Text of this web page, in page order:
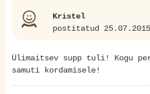
Kristel
postitatud
Ülimaitsev supp tuli! Kogu
samuti kordamisele!